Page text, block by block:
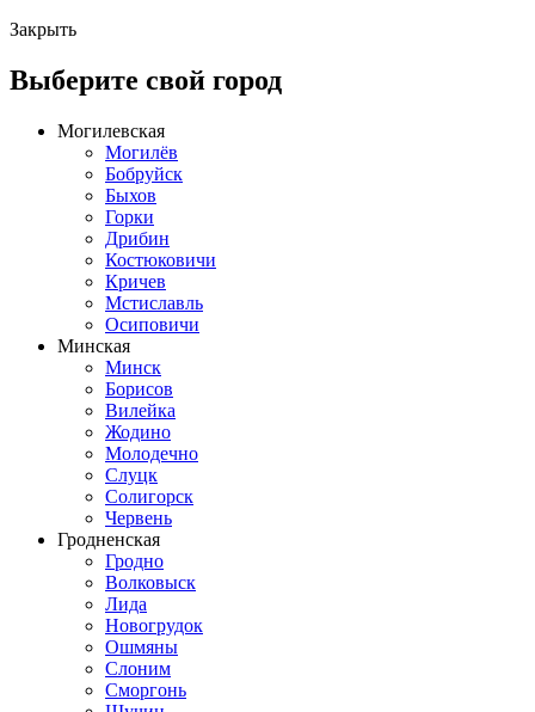
Закрыть
Выберите свой город
Могилевская
Могилёв
Бобруйск
Быхов
Горки
Дрибин
Костюковичи
Кричев
Мстиславль
Осиповичи
Минская
Минск
Борисов
Вилейка
Жодино
Молодечно
Слуцк
Солигорск
Червень
Гродненская
Гродно
Волковыск
Лида
Новогрудок
Ошмяны
Слоним
Сморгонь